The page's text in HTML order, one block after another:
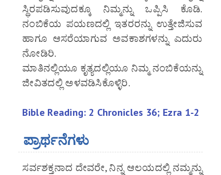
ಸ್ಥಿರಪಡಿಸುವುದಕ್ಕೂ ನಿಮ್ಮನ್ನು ಒಪ್ಪಿಸಿ ಕೊಡಿ.
ನಂಬಿಕೆಯ ಪಯಣದಲ್ಲಿ ಇತರರನ್ನು ಉತ್ತೇಜಿಸುವ
ಹಾಗೂ ಆಸರೆಯಾಗುವ ಅವಕಾಶಗಳನ್ನು ಎದುರು
ನೋಡಿರಿ.
ಮಾತಿನಲ್ಲಿಯೂ ಕೃತ್ಯದಲ್ಲಿಯೂ ನಿಮ್ಮ ನಂಬಿಕೆಯನ್ನು
ಜೀವಿತದಲ್ಲಿ ಅಳವಡಿಸಿಕೊಳ್ಳಿರಿ.
Bible Reading: 2 Chronicles 36; Ezra 1-2
ಪ್ರಾರ್ಥನೆಗಳು
ಸರ್ವಶಕ್ತನಾದ ದೇವರೇ, ನಿನ್ನ ಆಲಯದಲ್ಲಿ ನಮ್ಮನ್ನು